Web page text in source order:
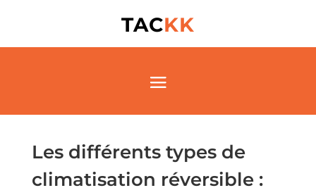
TACKK
Les différents types de
climatisation réversible :